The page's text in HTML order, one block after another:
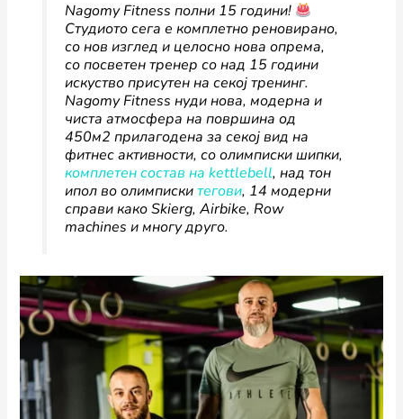
Nagomy Fitness полни 15 години!
Студиото сега е комплетно реновирано,
со нов изглед и целосно нова опрема,
со посветен тренер со над 15 години
искуство присутен на секој тренинг.
Nagomy Fitness нуди нова, модерна и
чиста атмосфера на површина од
450м2 прилагодена за секој вид на
фитнес активности, со олимписки шипки,
комплетен состав на kettlebell, над тон
ипол во олимпискитегови, 14 модерни
справи како Skierg, Airbike, Row
machines и многу друго.